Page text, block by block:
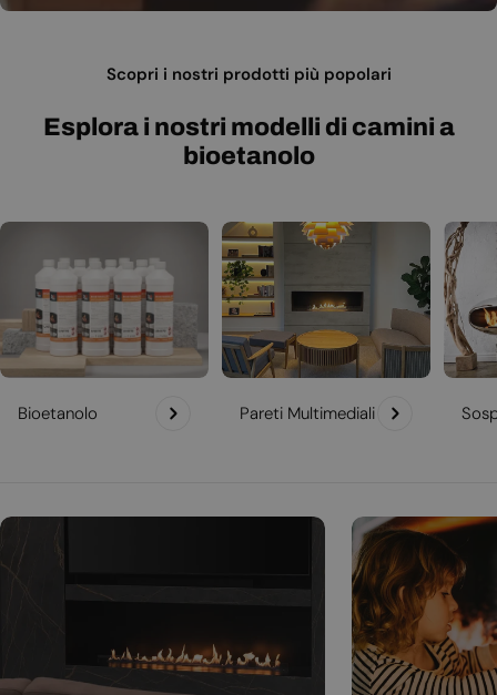
Scopri i nostri prodotti più popolari
Esplora i nostri modelli di camini a
bioetanolo
Bioetanolo Pareti Multimediali